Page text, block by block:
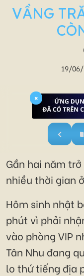
VẦNG
19/
×
Gần hai năm
nhiều thời gian
Hôm sinh nhật
phút vì phải
vào phòng VIP
Tân Nhu đang
lo thứ tiếng địa